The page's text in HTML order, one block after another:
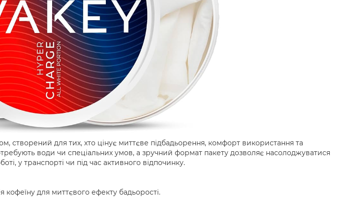
створений для тих, хто цінує миттєве підбадьорення, комфорт використання та
води чи спеціальних умов, а зручний формат пакету дозволяє насолоджуватися
у транспорті чи під час активного відпочинку.
кофеїну для миттєвого ефекту бадьорості.